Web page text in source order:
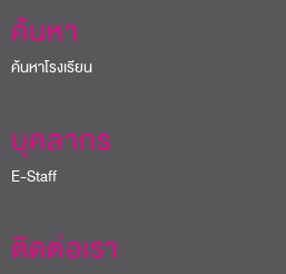
ค้นหา
ค้นหาโรงเรียน
บุคลากร
E-Staff
ติดต่อเรา